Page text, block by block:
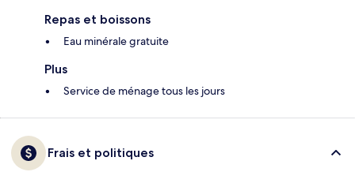
Repas et boissons
Eau minérale gratuite
Plus
Service de ménage tous les jours
Frais et politiques